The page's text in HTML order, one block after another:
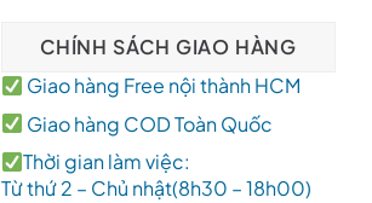
CHÍNH SÁCH GIAO HÀNG
Giao hàng Free nội thành HCM
Giao hàng COD Toàn Quốc
Thời gian làm việc:
Từ thứ 2 – Chủ nhật(8h30 – 18h00)